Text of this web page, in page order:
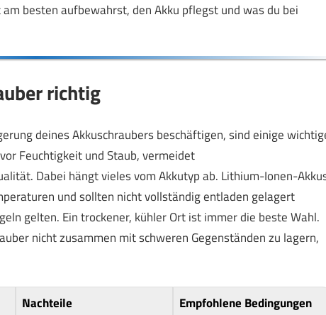
besten aufbewahrst, den Akku pflegst und was du bei
richtig
deines Akkuschraubers beschäftigen, sind einige
Feuchtigkeit und Staub, vermeidet
Dabei hängt vieles vom Akkutyp ab. Lithium-Ionen-
und sollten nicht vollständig entladen gelagert
gelten. Ein trockener, kühler Ort ist immer die beste Wahl.
nicht zusammen mit schweren Gegenständen zu lagern,
Nachteile Empfohlene Bedingungen